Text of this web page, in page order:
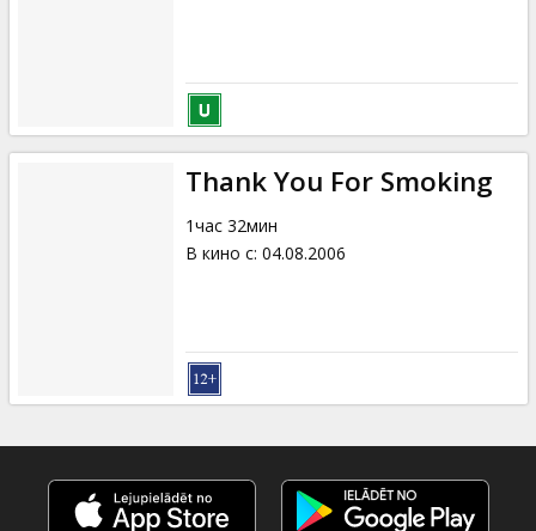
Thank You For Smoking
1час 32мин
В кино с: 04.08.2006